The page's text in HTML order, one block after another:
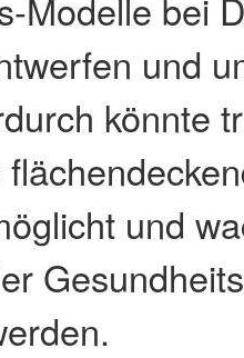
Modelle bei
und
könnte
und